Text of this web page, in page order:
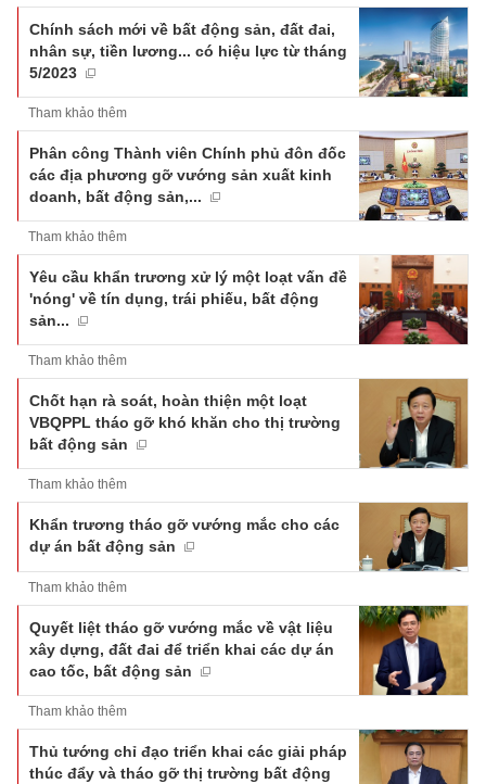
Chính sách mới về bất động sản, đất đai,
nhân sự, tiền lương... có hiệu lực từ tháng
5/2023
Tham khảo thêm
Phân công Thành viên Chính phủ đôn đốc
các địa phương gỡ vướng sản xuất kinh
doanh, bất động sản,...
Tham khảo thêm
Yêu cầu khẩn trương xử lý một loạt vấn đề
'nóng' về tín dụng, trái phiếu, bất động
sản...
Tham khảo thêm
Chốt hạn rà soát, hoàn thiện một loạt
VBQPPL tháo gỡ khó khăn cho thị trường
bất động sản
Tham khảo thêm
Khẩn trương tháo gỡ vướng mắc cho các
dự án bất động sản
Tham khảo thêm
Quyết liệt tháo gỡ vướng mắc về vật liệu
xây dựng, đất đai để triển khai các dự án
cao tốc, bất động sản
Tham khảo thêm
Thủ tướng chỉ đạo triển khai các giải pháp
thúc đẩy và tháo gỡ thị trường bất động